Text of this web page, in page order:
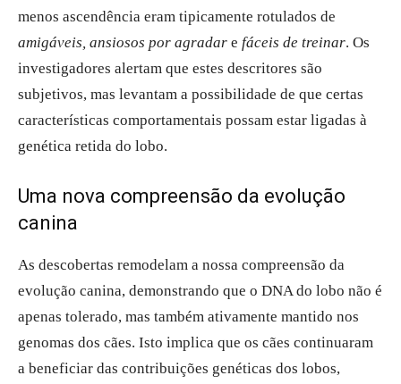
menos ascendência eram tipicamente rotulados de
amigáveis, ansiosos por agradar e fáceis de treinar. Os
investigadores alertam que estes descritores são
subjetivos, mas levantam a possibilidade de que certas
características comportamentais possam estar ligadas à
genética retida do lobo.
Uma nova compreensão da evolução
canina
As descobertas remodelam a nossa compreensão da
evolução canina, demonstrando que o DNA do lobo não é
apenas tolerado, mas também ativamente mantido nos
genomas dos cães. Isto implica que os cães continuaram
a beneficiar das contribuições genéticas dos lobos,